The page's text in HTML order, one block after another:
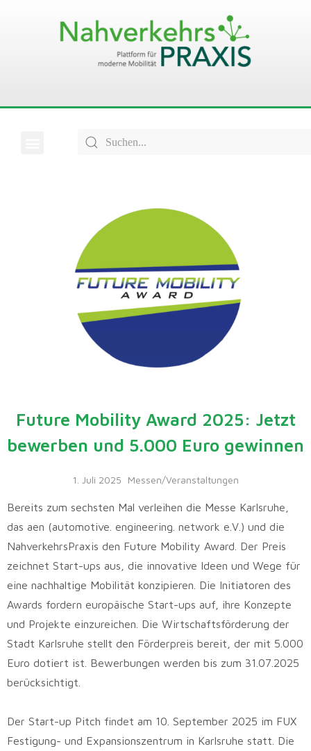
Future Mobility Award 2025: Jetzt
bewerben und 5.000 Euro gewinnen
1. Juli 2025 Messen/Veranstaltungen
Bereits zum sechsten Mal verleihen die Messe Karlsruhe,
das aen (automotive. engineering. network e.V.) und die
NahverkehrsPraxis den Future Mobility Award. Der Preis
zeichnet Start-ups aus, die innovative Ideen und Wege für
eine nachhaltige Mobilität konzipieren. Die Initiatoren des
Awards fordern europäische Start-ups auf, ihre Konzepte
und Projekte einzureichen. Die Wirtschaftsförderung der
Stadt Karlsruhe stellt den Förderpreis bereit, der mit 5.000
Euro dotiert ist. Bewerbungen werden bis zum 31.07.2025
berücksichtigt.
Der Start-up Pitch findet am 10. September 2025 im FUX
Festigung- und Expansionszentrum in Karlsruhe statt. Die